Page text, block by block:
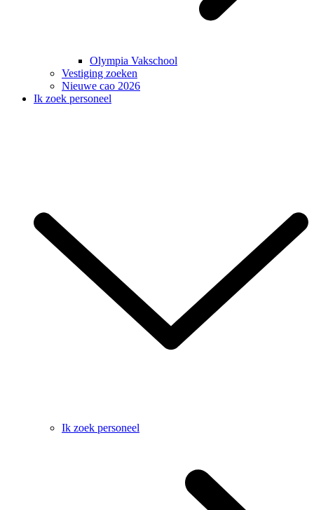
Olympia Vakschool
Vestiging zoeken
Nieuwe cao 2026
Ik zoek personeel
Ik zoek personeel